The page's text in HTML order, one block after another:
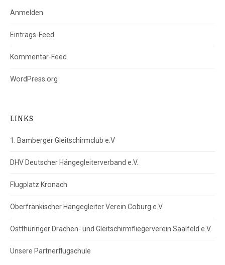
Anmelden
Eintrags-Feed
Kommentar-Feed
WordPress.org
LINKS
1. Bamberger Gleitschirmclub e.V
DHV Deutscher Hängegleiterverband e.V.
Flugplatz Kronach
Oberfränkischer Hängegleiter Verein Coburg e.V
Ostthüringer Drachen- und Gleitschirmfliegerverein Saalfeld e.V.
Unsere Partnerflugschule